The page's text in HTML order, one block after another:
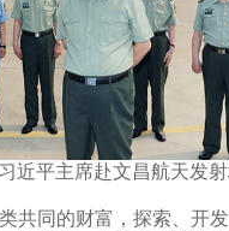
近平主席赴文昌航天发射
同的财富，探索、开发